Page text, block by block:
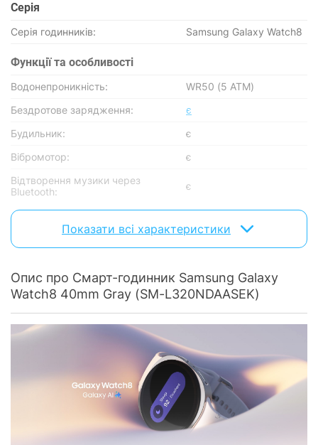
Серія
Серія годинників: Samsung Galaxy Watch8
Функції та особливості
Водонепроникність:
WR50 (5 ATM)
Бездротове зарядження:
є
Будильник:
є
Вібромотор:
є
Відтворення музики через
Bluetooth:
є
Виклик голосового помічника:
Контроль денної активності:
є
Спортивні: так
Управління музичним плеєром:
IP68
1.34"
Роздільна здатність екрану:
Показати всі характеристики
Опис про Смарт-годинник Samsung Galaxy
Watch8 40mm Gray (SM-L320NDAASEK)